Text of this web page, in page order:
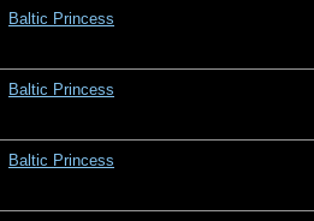
Baltic Princess
Baltic Princess
Baltic Princess